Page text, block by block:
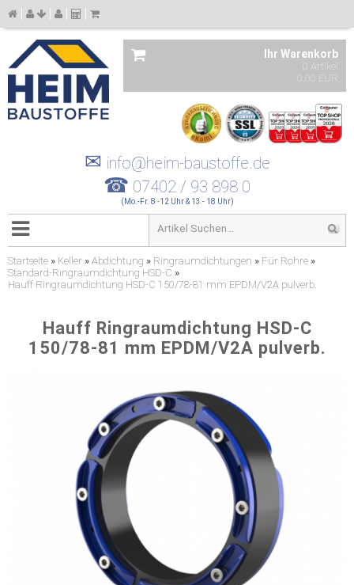
Ihr Warenkorb
0 Artikel
0,00 EUR
✉ info@heim-baustoffe.de
☎ 07402 / 93 898 0
(Mo.-Fr. 8 -12 Uhr & 13 - 18 Uhr)
Startseite » Keller » Abdichtung » Ringraumdichtungen » Für Rohre »
Standard-Ringraumdichtung HSD-C »
Hauff Ringraumdichtung HSD-C 150/78-81 mm EPDM/V2A pulverb.
Hauff Ringraumdichtung HSD-C
150/78-81 mm EPDM/V2A pulverb.